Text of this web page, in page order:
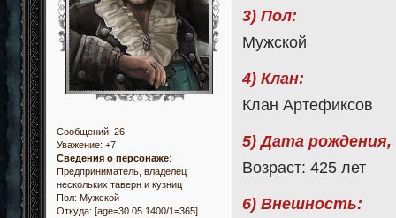
Сообщений: 26
Уважение: +7
Сведения о персонаже:
Предприниматель, владелец
нескольких таверн и кузниц
Пол: Мужской
Откуда: [age=30.05.1400/1=365]
3) Пол:
Мужской
4) Клан:
Клан Артефиксов
5) Дата рождения,
Возраст: 425 лет
6) Внешность: